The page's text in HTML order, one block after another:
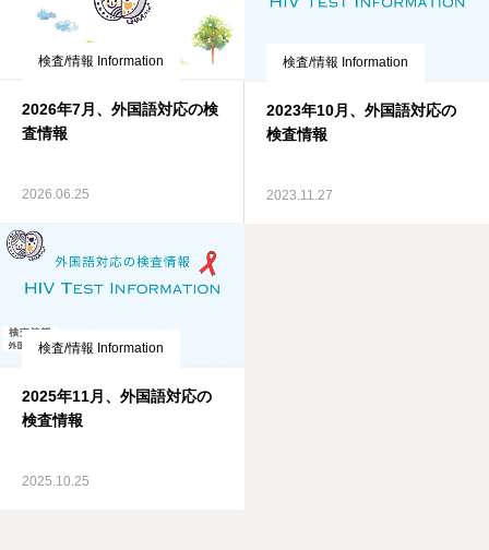
検査/情報 Information
2026年7月、外国語対応の検
査情報
2026.06.25
検査/情報 Information
2023年10月、外国語対応の
検査情報
2023.11.27
検査/情報 Information
2025年11月、外国語対応の
検査情報
2025.10.25